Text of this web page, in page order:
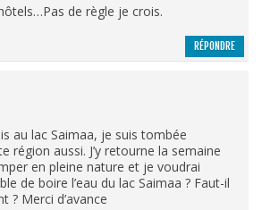
de règle je crois.
RÉPONDRE
au lac Saimaa, je suis tombée
région aussi. J’y retourne la semaine
en pleine nature et je voudrai
de boire l’eau du lac Saimaa ? Faut-il
? Merci d’avance